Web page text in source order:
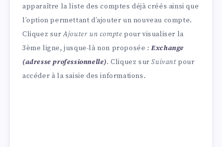
apparaître la liste des comptes déjà créés ainsi que
l’option permettant d’ajouter un nouveau compte.
Cliquez surAjouter un compte pour visualiser la
3ème ligne, jusque-là non proposée :Exchange
(adresse professionnelle). Cliquez surSuivantpour
accéder à la saisie des informations.